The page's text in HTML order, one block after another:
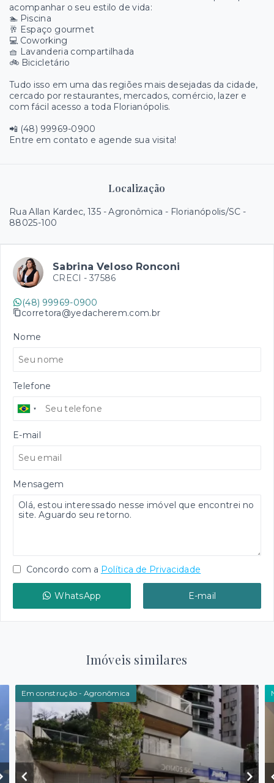
acompanhar o seu estilo de vida:
🏊 Piscina
🥂 Espaço gourmet
💻 Coworking
🧺 Lavanderia compartilhada
🚲 Bicicletário
Tudo isso em uma das regiões mais desejadas da cidade,
cercado por restaurantes, mercados, comércio, lazer e
com fácil acesso a toda Florianópolis.
📲 (48) 99969-0900
Entre em contato e agende sua visita!
Localização
Rua Allan Kardec, 135 - Agronômica - Florianópolis/SC -
88025-100
Sabrina Veloso Ronconi
CRECI - 37586
(48) 99969-0900
corretora@yedacherem.com.br
Nome
Telefone
E-mail
Mensagem
Concordo com a Política de Privacidade
WhatsApp E-mail
Imóveis similares
Em construção - Agronômica